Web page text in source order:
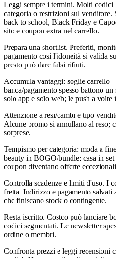
Leggi sempre i termini. Molti
categoria o restrizioni sul venditore.
back to school, Black Friday e
sito e coupon extra nel carrello.
Prepara una shortlist. Preferiti,
pagamento così l'idoneità si valida
presto può dare falsi rifiuti.
Accumula vantaggi: soglie carrello
banca/pagamento spesso battono
solo app e solo web; le push a
Attenzione a resi/cambi e tipo
Alcune promo si annullano al reso;
sorprese.
Tempismo per categoria: moda a
beauty in BOGO/bundle; casa in
coupon diventano offerte
Controlla scadenze e limiti d'uso. I
fretta. Indirizzo e pagamento salvati
che finiscano stock o contingente.
Resta iscritto. Costco può lanciare
codici segmentati. Le newsletter
ordine o membri.
Confronta prezzi e leggi recensioni